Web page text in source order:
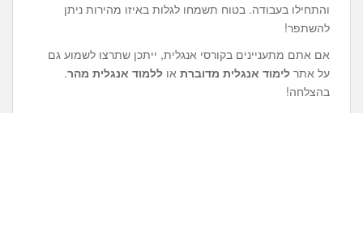
והתחילו בעבודה. בטוח תשמחו לגלות באיזו מהירות ניתן
להשתפר!
אם אתם מתעניינים בקורסי אנגלית, ייתכן שתרצו לשמוע גם
על אתר לימוד אנגלית מדוברת או ללמוד אנגלית מהר.
בהצלחה!